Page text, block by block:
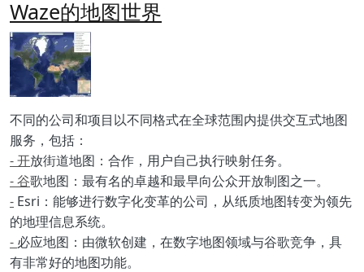
Waze的地图世界
Imagen
Body
不同的公司和项目以不同格式在全球范围内提供交互式地图
服务，包括：
- 开放街道地图：合作，用户自己执行映射任务。
- 谷歌地图：最有名的卓越和最早向公众开放制图之一。
- Esri：能够进行数字化变革的公司，从纸质地图转变为领先
的地理信息系统。
- 必应地图：由微软创建，在数字地图领域与谷歌竞争，具
有非常好的地图功能。